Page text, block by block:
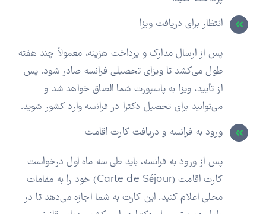
انتظار برای دریافت ویزا
پس از ارسال مدارک و پرداخت هزینه، معمولاً چند هفته
طول می‌کشد تا ویزای تحصیلی فرانسه صادر شود. پس
از تأیید، ویزا به پاسپورت شما الصاق خواهد شد و
می‌توانید برای تحصیل دکترا در فرانسه وارد کشور شوید.
ورود به فرانسه و دریافت کارت اقامت
پس از ورود به فرانسه، باید طی سه ماه اول درخواست
کارت اقامت (Carte de Séjour) خود را به مقامات
محلی اعلام کنید. این کارت به شما اجازه می‌دهد تا در